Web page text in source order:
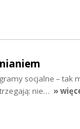
socjalne – tak
nie… »